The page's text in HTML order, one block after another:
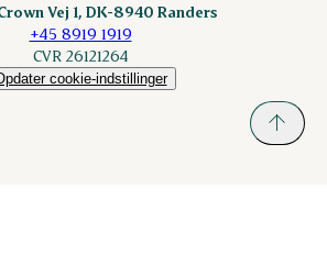
Vej 1, DK-8940 Randers
+45 8919 1919
CVR 26121264
cookie-indstillinger